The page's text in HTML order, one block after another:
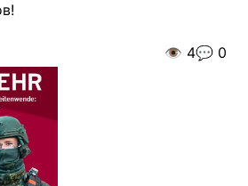
👁️ 4💬 0